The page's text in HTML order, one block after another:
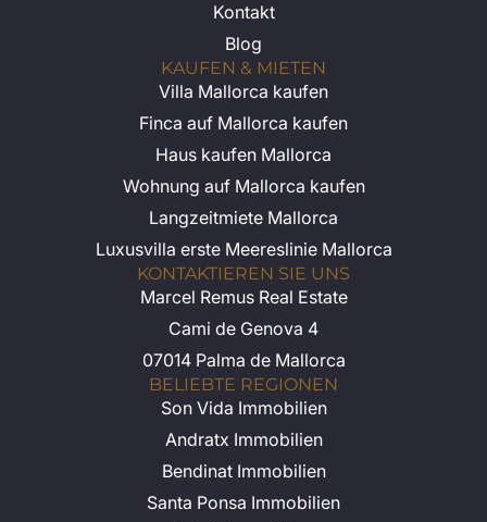
Kontakt
Blog
KAUFEN & MIETEN
Villa Mallorca kaufen
Finca auf Mallorca kaufen
Haus kaufen Mallorca
Wohnung auf Mallorca kaufen
Langzeitmiete Mallorca
Luxusvilla erste Meereslinie Mallorca
KONTAKTIEREN SIE UNS
Marcel Remus Real Estate
Cami de Genova 4
07014 Palma de Mallorca
BELIEBTE REGIONEN
Son Vida Immobilien
Andratx Immobilien
Bendinat Immobilien
Santa Ponsa Immobilien